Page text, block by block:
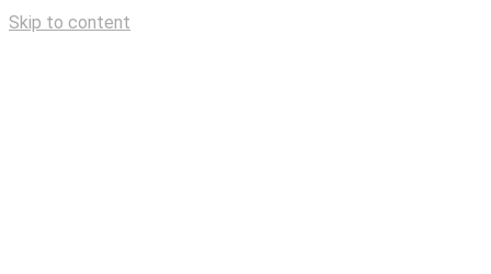
Skip to content